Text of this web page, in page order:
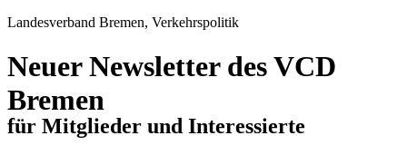
Landesverband Bremen, Verkehrspolitik
Neuer Newsletter des VCD
Bremen
für Mitglieder und Interessierte